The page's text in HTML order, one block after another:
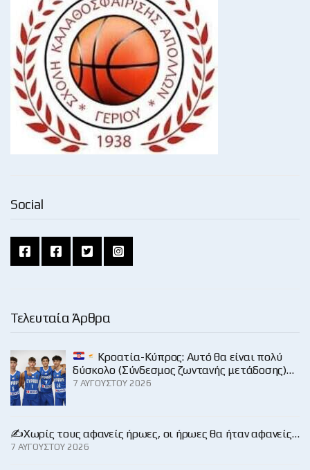
Social
Τελευταία Άρθρα
Κροατία-Κύπρος: Αυτό θα είναι πολύ
δύσκολο (Σύνδεσμος ζωντανής μετάδοσης)…
7 ΑΥΓΟΎΣΤΟΥ 2026
✍️Χωρίς τους αφανείς ήρωες, οι ήρωες θα ήταν αφανείς…
7 ΑΥΓΟΎΣΤΟΥ 2026